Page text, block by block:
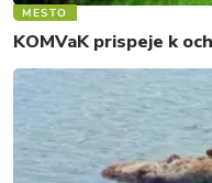
MESTO
KOMVaK prispeje k